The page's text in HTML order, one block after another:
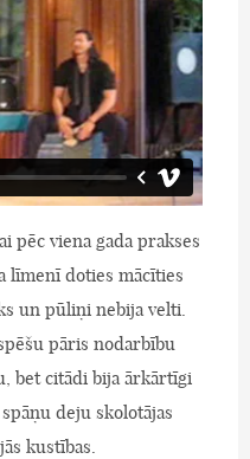
pēc viena gada prakses
līmenī doties mācīties
un pūliņi nebija velti.
pāris nodarbību
bet citādi bija ārkārtīgi
deju skolotājas
kustības.